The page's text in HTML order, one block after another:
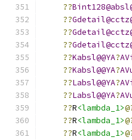
??
??
??
??
??Kabsl@@YA?
??Kabsl@@YA?
??Labsl@@YA?
??Labsl@@YA?
??R<lambda_1>
??R<lambda_1>
??R<lambda_1>